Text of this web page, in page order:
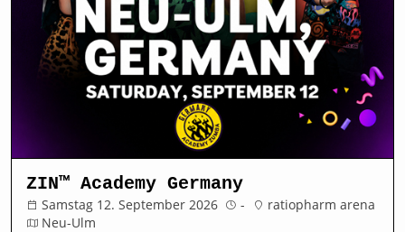
ZIN™ Academy Germany
Samstag 12. September 2026 -
ratiopharm arena
Neu-Ulm